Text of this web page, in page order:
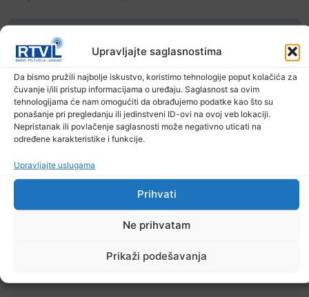
Upravljajte saglasnostima
Da bismo pružili najbolje iskustvo, koristimo tehnologije poput kolačića za
čuvanje i/ili pristup informacijama o uređaju. Saglasnost sa ovim
tehnologijama će nam omogućiti da obrađujemo podatke kao što su
ponašanje pri pregledanju ili jedinstveni ID-ovi na ovoj veb lokaciji.
Nepristanak ili povlačenje saglasnosti može negativno uticati na
određene karakteristike i funkcije.
Upravljajte uslugama
Prihvati
Ne prihvatam
Prikaži podešavanja